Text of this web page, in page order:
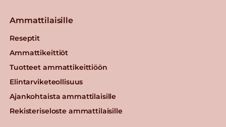
Ammattilaisille
Reseptit
Ammattikeittiöt
Tuotteet ammattikeittiöön
Elintarviketeollisuus
Ajankohtaista ammattilaisille
Rekisteriseloste ammattilaisille